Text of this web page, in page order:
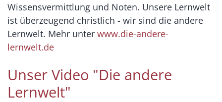
Wissensvermittlung und Noten. Unsere Lernwelt
ist überzeugend christlich - wir sind die andere
Lernwelt. Mehr unter www.die-andere-
lernwelt.de
Unser Video "Die andere
Lernwelt"